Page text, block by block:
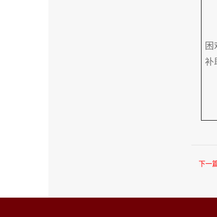
困
补
下一